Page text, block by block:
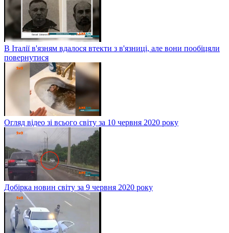
В Італії в'язням вдалося втекти з в'язниці, але вони пообіцяли
повернутися
Огляд відео зі всього світу за 10 червня 2020 року
Добірка новин світу за 9 червня 2020 року